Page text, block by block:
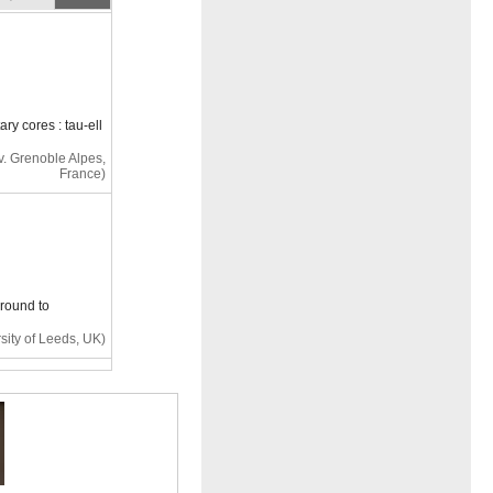
cores : tau-ell
Grenoble Alpes,
France)
to
of Leeds, UK)
to